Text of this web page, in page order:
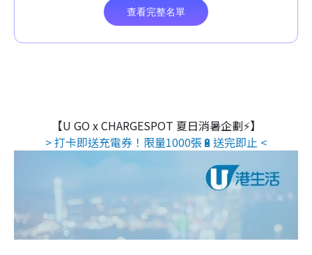
【U GO x CHARGESPOT 夏日消暑企劃⚡】
> 打卡即送充電券！限量1000張🔋送完即止 <